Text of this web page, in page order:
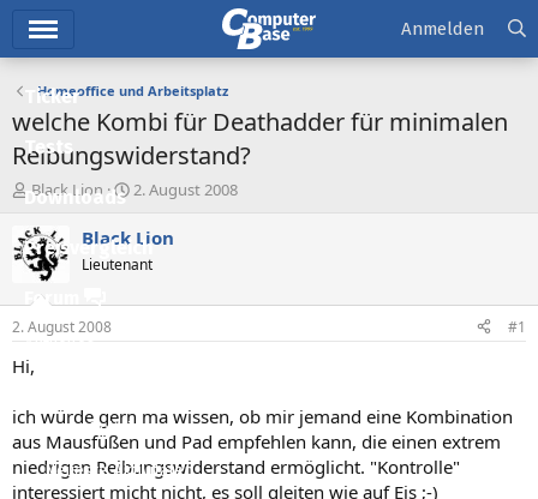
Ticker
Tests
Downloads
Preisvergleich
Forum
Aktuelles
Neue Beiträge
Neueste Aktivitäten
Anmelden
Homeoffice und Arbeitsplatz
welche Kombi für Deathadder für minimalen
Reibungswiderstand?
E
r
s
t
e
l
e
Black Lion
E
s
e
t
2. August 2008
Black Lion
Lieutenant
2. August 2008 #1
Hi,
ich würde gern ma wissen, ob mir jemand eine Kombination
aus Mausfüßen und Pad empfehlen kann, die einen extrem
niedrigen Reibungswiderstand ermöglicht. "Kontrolle"
interessiert micht nicht, es soll gleiten wie auf Eis ;-)